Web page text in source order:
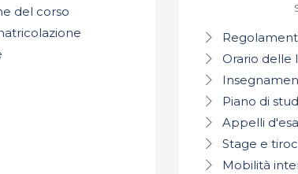
del corso
Orario delle
Piano di
Appelli
Stage e
Mobilità